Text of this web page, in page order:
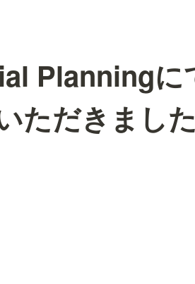
Planningに
ただきました